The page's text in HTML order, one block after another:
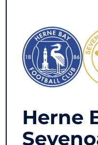
Herne